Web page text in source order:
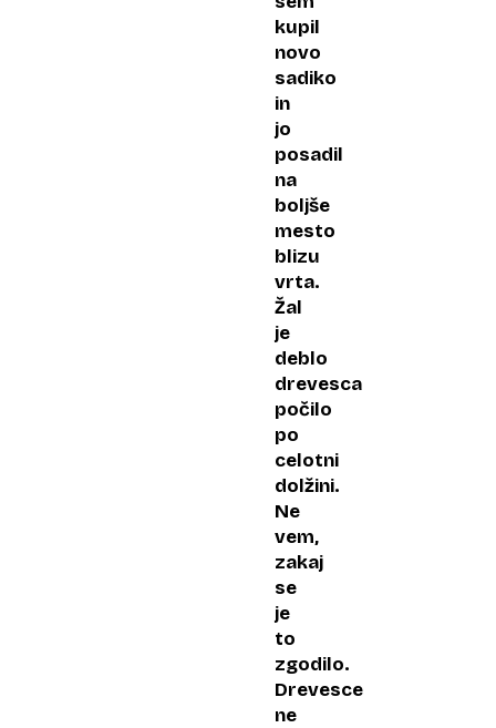
kupil
novo
sadiko
in
jo
posadil
na
boljše
mesto
blizu
vrta.
Žal
je
deblo
drevesca
počilo
po
celotni
dolžini.
Ne
vem,
zakaj
se
je
to
zgodilo.
Drevesce
ne